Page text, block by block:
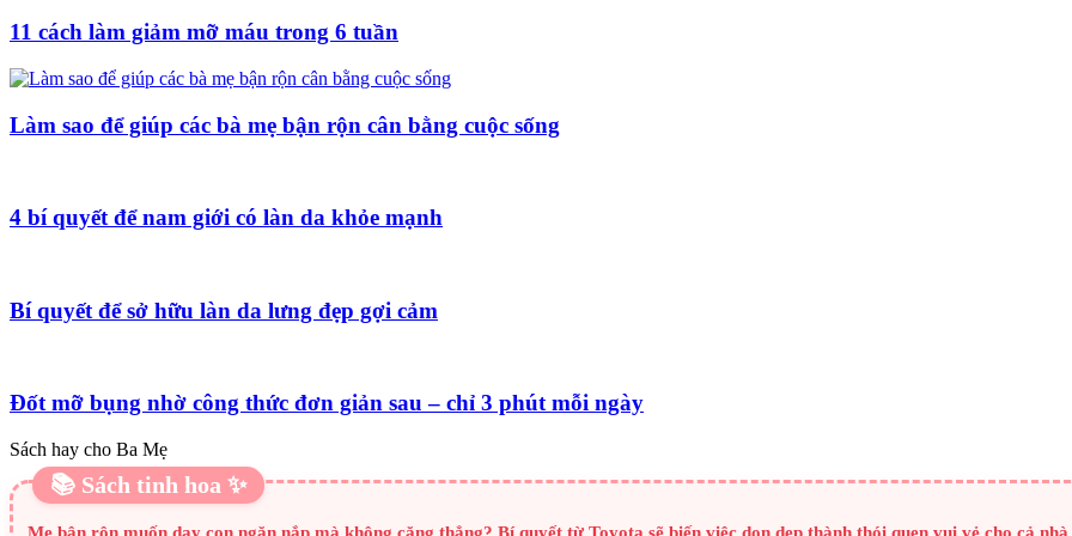
11 cách làm giảm mỡ máu trong 6 tuần
Làm sao để giúp các bà mẹ bận rộn cân bằng cuộc sống
4 bí quyết để nam giới có làn da khỏe mạnh
Bí quyết để sở hữu làn da lưng đẹp gợi cảm
Đốt mỡ bụng nhờ công thức đơn giản sau – chỉ 3 phút mỗi ngày
Sách hay cho Ba Mẹ
📚 Sách tinh hoa ✨
Mẹ bận rộn muốn dạy con ngăn nắp mà không căng thẳng? Bí quyết từ Toyota sẽ biến việc dọn dẹp thành thói quen vui vẻ cho cả nhà.